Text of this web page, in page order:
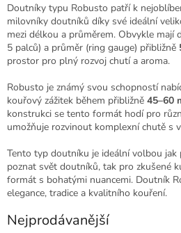
Doutníky typu Robusto patří k
milovníky doutníků díky své ideální
mezi délkou a průměrem. Obvykle mají
5 palců) a průměr (ring gauge) přibližně
prostor pro plný rozvoj chutí a aroma.
Robusto je známý svou schopností
kouřový zážitek během přibližně 45–60
konstrukci se tento formát hodí pro
umožňuje rozvinout komplexní chutě s
Tento typ doutníku je ideální volbou jak
poznat svět doutníků, tak pro zkušené
formát s bohatými nuancemi. Doutník
elegance, tradice a kvalitního kouření.
Nejprodávanější